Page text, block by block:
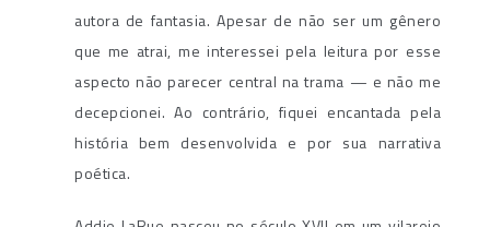
autora de fantasia. Apesar de não ser um gênero
que me atrai, me interessei pela leitura por esse
aspecto não parecer central na trama — e não me
decepcionei. Ao contrário, fiquei encantada pela
história bem desenvolvida e por sua narrativa
poética.